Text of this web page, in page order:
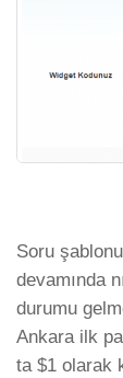
Soru
devamında
durumu
Ankara ilk
ta $1 olarak